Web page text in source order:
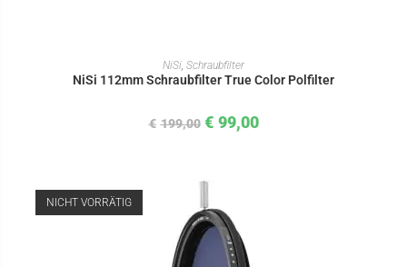
IN DEN WARENKORB
NiSi, Schraubfilter
NiSi 112mm Schraubfilter True Color Polfilter
€ 199,00 € 99,00
NICHT VORRÄTIG